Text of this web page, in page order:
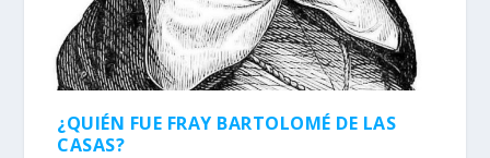
¿QUIÉN FUE FRAY BARTOLOMÉ DE LAS
CASAS?